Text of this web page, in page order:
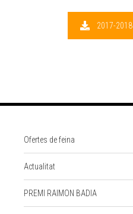
2017-2018
Ofertes de feina
Actualitat
PREMI RAIMON BADIA